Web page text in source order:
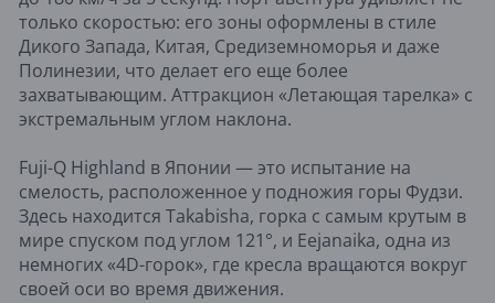
только скоростью: его зоны оформлены в стиле
Дикого Запада, Китая, Средиземноморья и даже
Полинезии, что делает его еще более
захватывающим. Аттракцион «Летающая тарелка» с
экстремальным углом наклона.
Fuji-Q Highland в Японии — это испытание на
смелость, расположенное у подножия горы Фудзи.
Здесь находится Takabisha, горка с самым крутым в
мире спуском под углом 121°, и Eejanaika, одна из
немногих «4D-горок», где кресла вращаются вокруг
своей оси во время движения.